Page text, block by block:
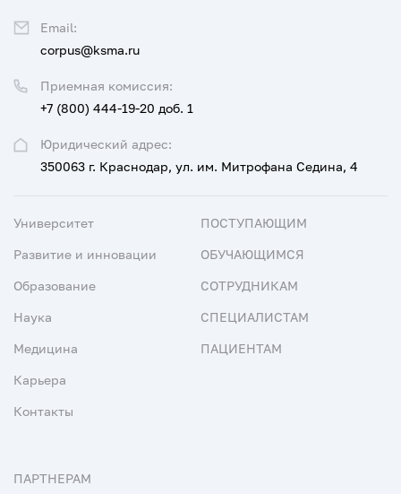
Юридический адрес:
350063 г. Краснодар, ул. им. Митрофана Седина, 4
Приемная комиссия:
+7 (800) 444-19-20 доб. 1
Email:
corpus@ksma.ru
Университет
Развитие и инновации
Образование
Наука
Медицина
Карьера
Контакты
ПОСТУПАЮЩИМ
ОБУЧАЮЩИМСЯ
СОТРУДНИКАМ
СПЕЦИАЛИСТАМ
ПАЦИЕНТАМ
ПАРТНЕРАМ